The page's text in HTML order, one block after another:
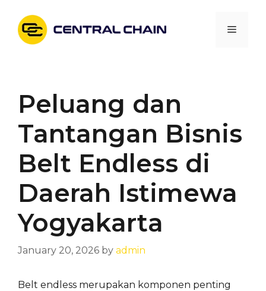
content
Menu
Peluang dan
Tantangan Bisnis
Belt Endless di
Daerah Istimewa
Yogyakarta
January 20, 2026 by admin
Belt endless merupakan komponen penting